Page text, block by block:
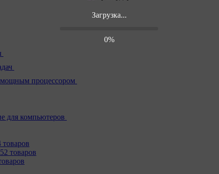
Загрузка...
0%
процессором
для компьютеров
товаров
товаров